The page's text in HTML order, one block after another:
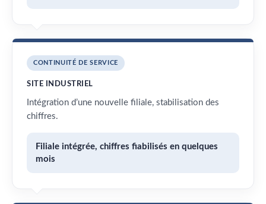
CONTINUITÉ DE SERVICE
SITE INDUSTRIEL
Intégration d’une nouvelle filiale, stabilisation des
chiffres.
Filiale intégrée, chiffres fiabilisés en quelques
mois